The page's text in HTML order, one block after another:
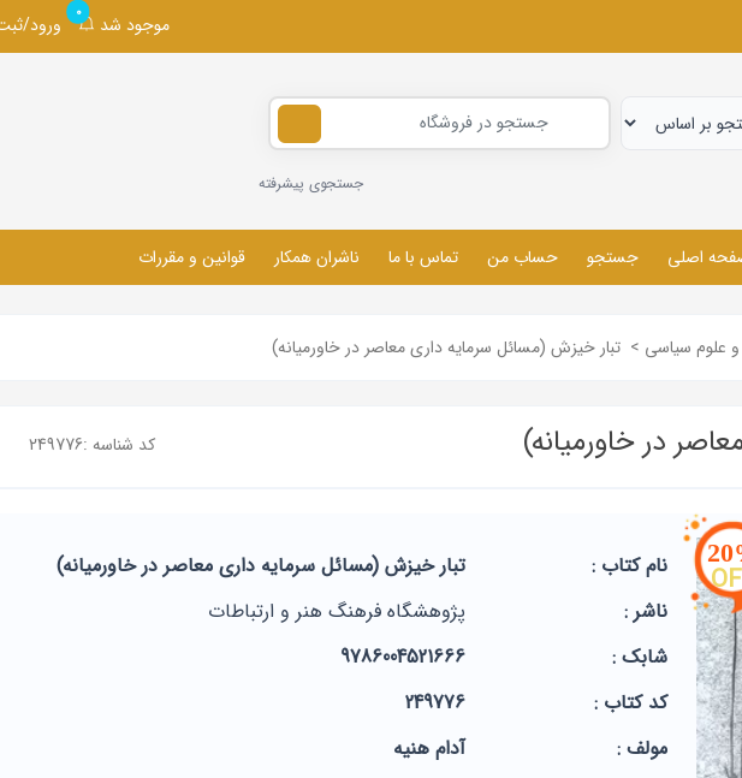
موجود شد
0
ورود/
جستجوی پیشرفته
اصلی جستجو حساب من تماس با ما ناشران همکار قوانین و مقررات
علوم سیاسی > تبار خیزش (مسائل سرمایه داری معاصر در خاورمیانه)
در خاورمیانه) کد شناسه :249776
نام کتاب :
تبار خیزش (مسائل سرمایه داری معاصر در خاورمیانه)
ناشر :
پژوهشگاه فرهنگ هنر و ارتباطات
شابک :
9786004521666
کد کتاب :
249776
مولف :
آدام هنیه